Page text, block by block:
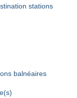
stations
balnéaires